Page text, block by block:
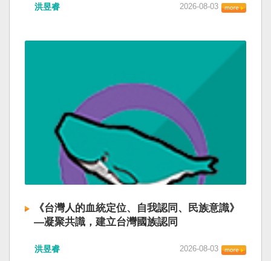
洪昱睿 2026-08-03
《台灣人的血統定位、自我認同、民族意識》
—凝聚共識，建立台灣國族認同
洪昱睿 2026-08-03